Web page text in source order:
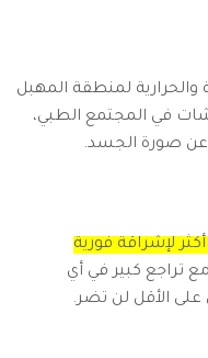
والحرارية لمنطقة المهبل
في المجتمع الطبي،
صورة الجسد.
لإشراقة فورية
مع تراجع كبير في أي
على الأقل لن تضر.